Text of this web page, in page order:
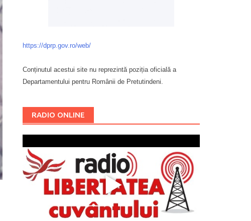
https://dprp.gov.ro/web/
Conținutul acestui site nu reprezintă poziția oficială a
Departamentului pentru Românii de Pretutindeni.
RADIO ONLINE